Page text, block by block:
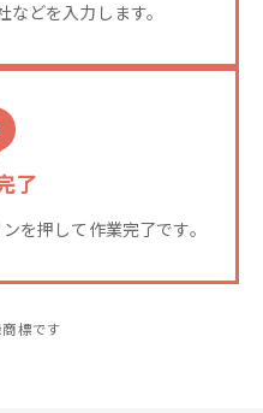
どを入力します。
了
を押して作業完了です。
標です